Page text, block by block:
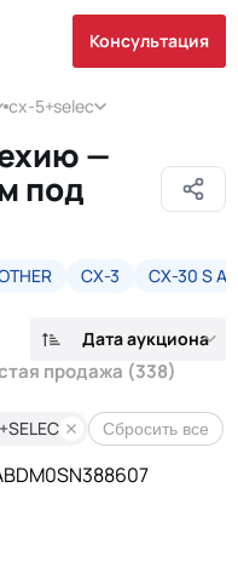
Консультация
cx-5+selec
—
под
CX-3 CX-30 S
Дата аукциона
продажа (338)
Сбросить все